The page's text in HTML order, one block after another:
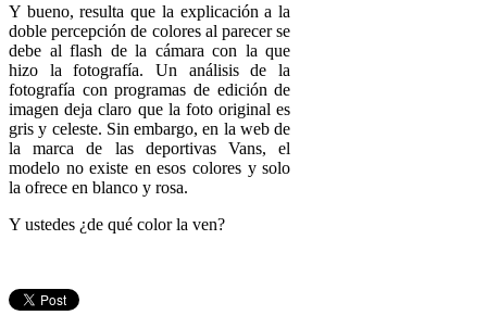
Y bueno, resulta que la explicación a la
doble percepción de colores al parecer se
debe al flash de la cámara con la que
hizo la fotografía. Un análisis de la
fotografía con programas de edición de
imagen deja claro que la foto original es
gris y celeste. Sin embargo, en la web de
la marca de las deportivas Vans, el
modelo no existe en esos colores y solo
la ofrece en blanco y rosa.
Y ustedes ¿de qué color la ven?